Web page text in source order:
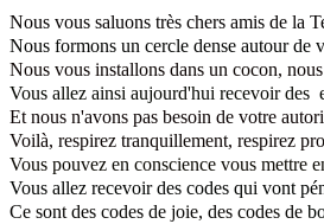
Nous vous saluons très chers amis de la
Nous formons un cercle dense autour de
Nous vous installons dans un cocon,
Vous allez ainsi aujourd'hui recevoir des
Et nous n'avons pas besoin de votre
Voilà, respirez tranquillement, respirez
Vous pouvez en conscience vous mettre
Vous allez recevoir des codes qui vont
Ce sont des codes de joie, des codes de